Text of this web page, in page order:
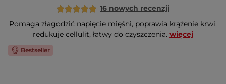
16 nowych recenzji
Pomaga złagodzić napięcie mięśni, poprawia krążenie krwi,
redukuje cellulit, łatwy do czyszczenia. więcej
Bestseller